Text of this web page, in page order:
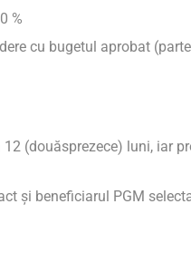
%
cu bugetul aprobat
(douăsprezece) luni, iar
și beneficiarul PGM